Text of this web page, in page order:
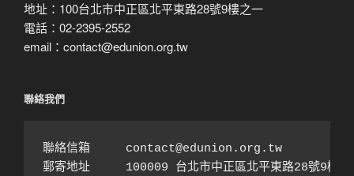
地址：100台北市中正區北平東路28號9樓之一
電話：02-2395-2552
email：contact@edunion.org.tw
聯絡我們
聯絡信箱　　　contact@edunion.org.tw
郵寄地址　　　100009 台北市中正區北平東路28號9樓之